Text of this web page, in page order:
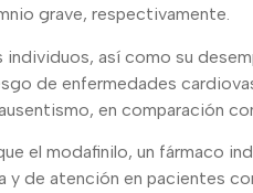
grave, respectivamente.
así como su
de enfermedades
en comparación
el modafinilo, un fármaco
de atención en pacientes